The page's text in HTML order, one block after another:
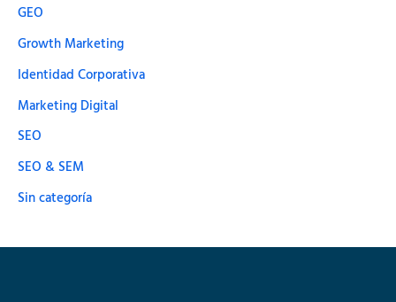
GEO
Growth Marketing
Identidad Corporativa
Marketing Digital
SEO
SEO & SEM
Sin categoría